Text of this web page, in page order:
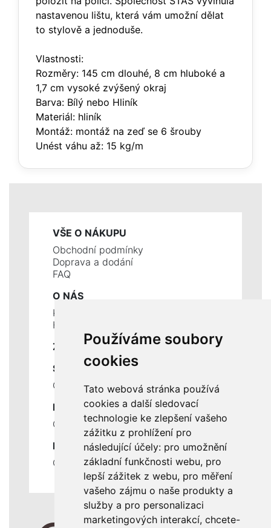
Používáme soubory
cookies
Tato webová stránka používá
cookies a další sledovací
technologie ke zlepšení vašeho
zážitku z prohlížení pro
následující účely: pro umožnění
základní funkčnosti webu, pro
lepší zážitek z webu, pro měření
vašeho zájmu o naše produkty a
služby a pro personalizaci
marketingových interakcí, chcete-
nastavenou lištu, která vám umožní dělat
to stylově a jednoduše.
Vlastnosti:
Rozměry: 145 cm dlouhé, 8 cm hluboké a
1,7 cm vysoké zvýšený okraj
Barva: Bílý nebo Hliník
Materiál: hliník
Montáž: montáž na zeď se 6 šrouby
Unést váhu až: 15 kg/m
VŠE O NÁKUPU
Obchodní podmínky
Doprava a dodání
FAQ
O NÁS
Kontakty
Historie a současnost
ZÁKLADNÍ ÚDAJE
SLUŽBY
Ceník servisních prací
DŮLEŽITÉ INFORMACE
Ochrana osobních údajů
RYCHLÉ ODKAZY
Odstoupení od smlouvy